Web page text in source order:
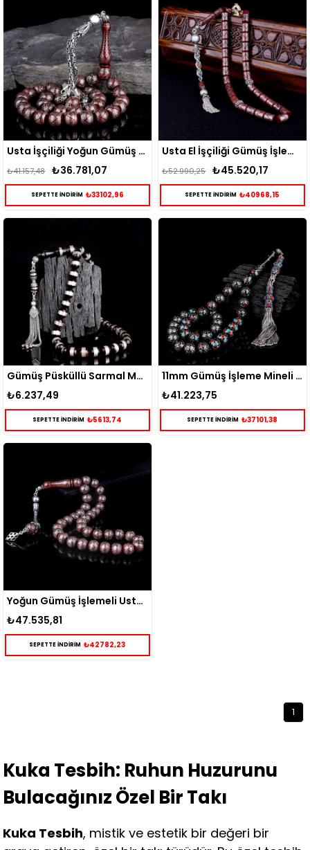
Usta İşçiliği Yoğun Gümüş İşlemeli Kuka Tesbih
₺36.781,07
₺41.157,48
SEPETTE İNDİRİM ₺33102,96
Usta El İşçiliği Gümüş İşlemeli Kesme Kuka Tesbih
₺45.520,17
₺52.990,25
SEPETTE İNDİRİM ₺40968,15
Gümüş Püsküllü Sarmal Model Kuka Tesbih
₺6.237,49
SEPETTE İNDİRİM ₺5613,74
11mm Gümüş İşleme Mineli Usta El İşçiliği Kuka Tesbih
₺41.223,75
SEPETTE İNDİRİM ₺37101,38
Yoğun Gümüş İşlemeli Usta İşçiliği Kuka Tesbih
₺47.535,81
SEPETTE İNDİRİM ₺42782,23
1
Kuka Tesbih: Ruhun Huzurunu
Bulacağınız Özel Bir Takı
Kuka Tesbih, mistik ve estetik bir değeri bir